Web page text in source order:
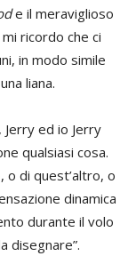
e il meraviglioso
ricordo che ci
in modo simile
liana.
ed io Jerry
qualsiasi cosa.
o di quest’altro, o
dinamica
durante il volo
disegnare”.